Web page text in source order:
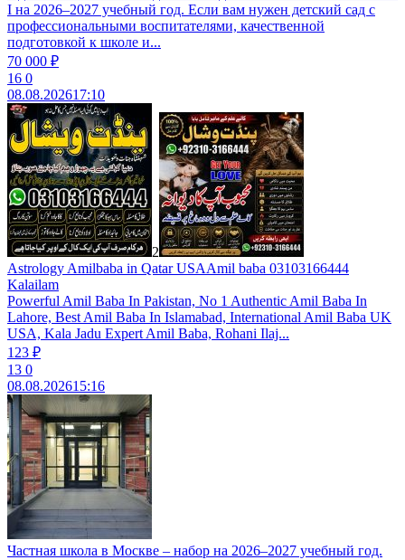
I на 2026–2027 учебный год. Если вам нужен детский сад с
профессиональными воспитателями, качественной
подготовкой к школе и...
70 000 ₽
16 0
08.08.202617:10
2
Astrology Amilbaba in Qatar USAAmil baba 03103166444
Kalailam
Powerful Amil Baba In Pakistan, No 1 Authentic Amil Baba In
Lahore, Best Amil Baba In Islamabad, International Amil Baba UK
USA, Kala Jadu Expert Amil Baba, Rohani Ilaj...
123 ₽
13 0
08.08.202615:16
Частная школа в Москве – набор на 2026–2027 учебный год.